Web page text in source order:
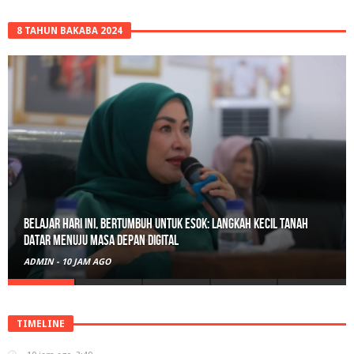
8 TAHUN BAKABA 2024
Belajar Hari Ini, Bertumbuh Untuk Esok: Langkah Kecil Tanah
Datar Menuju Masa Depan Digital
ADMIN - 10 JAM AGO
TIMELINE